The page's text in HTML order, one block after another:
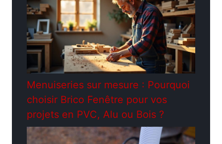
Menuiseries sur mesure : Pourquoi
choisir Brico Fenêtre pour vos
projets en PVC, Alu ou Bois ?